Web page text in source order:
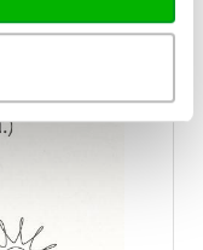
de kracht van